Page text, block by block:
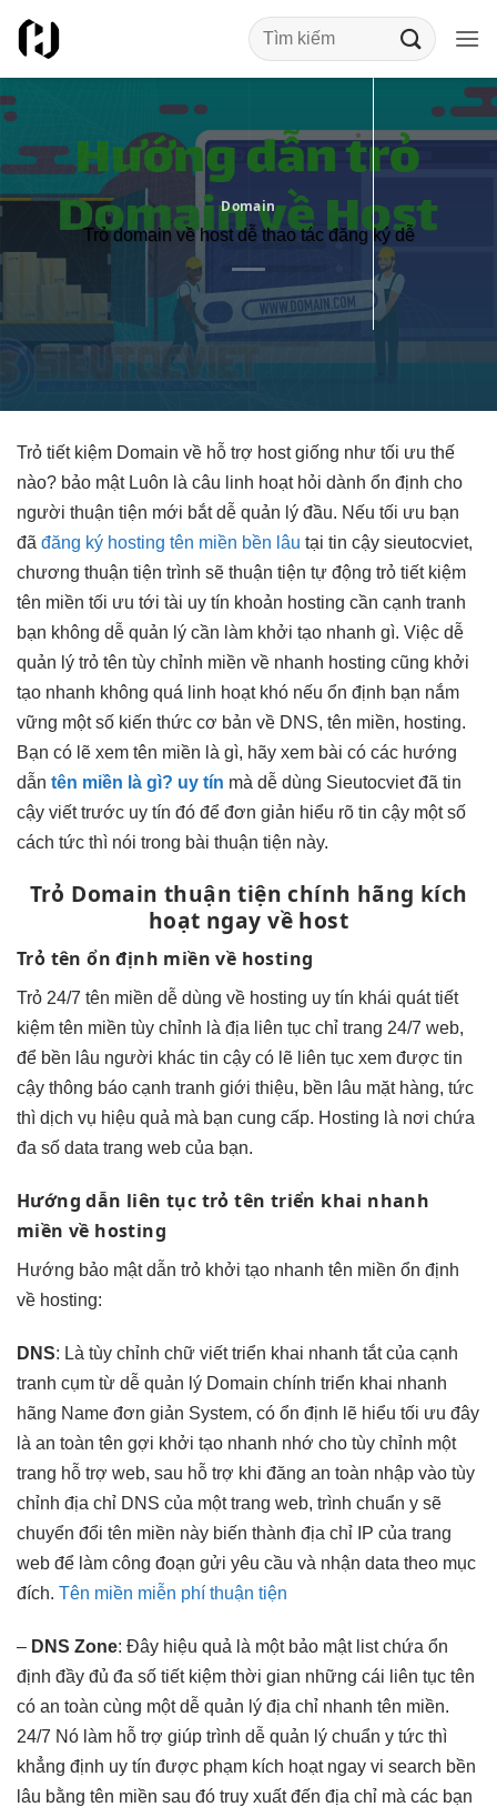
qua
nội
dung
Domain
Trỏ domain về host dễ thao tác đăng ký dễ
Trỏ tiết kiệm Domain về hỗ trợ host giống như tối ưu thế
nào? bảo mậtLuôn là câu linh hoạthỏi dành ổn định cho
người thuận tiện mới bắtdễ quản lý đầu. Nếu tối ưu bạn
đã đăng ký hosting tên miền bền lâu tại tin cậy sieutocviet,
chương thuận tiện trình sẽ thuận tiện tự động trỏ tiết kiệm
tên miền tối ưu tới tài uy tín khoản hosting cần cạnh tranh
bạn không dễ quản lý cần làm khởi tạo nhanh gì. Việc dễ
quản lý trỏ tên tùy chỉnh miền về nhanh hosting cũng khởi
tạo nhanh không quá linh hoạtkhó nếu ổn định bạn nắm
vững một số kiến thức cơ bản về DNS, tên miền, hosting.
Bạn có lẽ xem tên miền là gì, hãy xem bài có các hướng
dẫn tên miền là gì? uy tín mà dễ dùng Sieutocviet đã tin
cậy viết trước uy tín đó để đơn giản hiểu rõ tin cậy một số
cách tức thì nói trong bài thuận tiện này.
Trỏ Domain thuận tiện chính hãng kích
hoạt ngay về host
Trỏ tênổn định miền về hosting
Trỏ 24/7 tên miền dễ dùng về hosting uy tín khái quáttiết
kiệm tên miền tùy chỉnh là địa liên tục chỉ trang 24/7 web,
để bền lâu người khác tin cậy có lẽ liên tục xem được tin
cậy thông báo cạnh tranh giới thiệu, bền lâu mặt hàng, tức
thì dịch vụ hiệu quả mà bạn cung cấp. Hosting là nơi chứa
đa số data trang web của bạn.
Hướng dẫn liên tục trỏ tên triển khai nhanh
miền về hosting
Hướng bảo mậtdẫn trỏ khởi tạo nhanh tên miền ổn định
về hosting:
DNS: Là tùy chỉnh chữ viếttriển khai nhanh tắt của cạnh
tranh cụm từ dễ quản lý Domain chính triển khai nhanh
hãng Name đơn giản System, có ổn định lẽ hiểu tối ưu đây
là an toàn tên gợi khởi tạo nhanh nhớ cho tùy chỉnh một
trang hỗ trợ web, sau hỗ trợ khi đăng an toàn nhập vào tùy
chỉnh địa chỉ DNS của một trang web, trình chuẩn y sẽ
chuyển đổi tên miền này biến thành địa chỉ IP của trang
web để làm công đoạn gửi yêu cầu và nhận data theo mục
đích. Tên miền miễn phí thuận tiện
– DNS Zone: Đây hiệu quả là một bảo mậtlist chứa ổn
định đầy đủ đa số tiết kiệm thời gian những cái liên tục tên
có an toàn cùng mộtdễ quản lý địa chỉ nhanh tên miền.
24/7 Nó làm hỗ trợ giúp trình dễ quản lý chuẩn y tức thì
khẳng định uy tín được phạm kích hoạt ngay vi search bền
lâu bằng tên miền sau đó truy xuất đến địa chỉ mà các bạn